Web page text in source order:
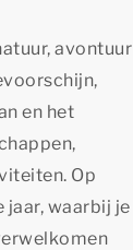
avontuur
en het
Op
jaar, waarbij je